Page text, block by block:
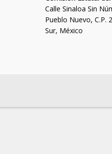
Calle Sinaloa Sin
Pueblo Nuevo, C.P.
Sur, México